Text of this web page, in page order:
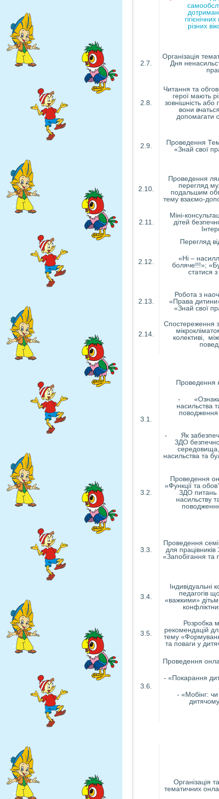
різних
2.7.
Організація
Дня
2.8.
Читання та
герої мають
зовнішність
вони
допомагати
2.9.
Проведення
«Знай свої
2.10.
Проведення
перегляд
подальшим
тему взаємо-
2.11.
Міні-
дітей
2.12.
Перегляд
«Ні –
боляче!!!»;
статися
2.13.
Робота з
«Права
«Знай свої
2.14.
Спостереження
колективі,
3.1.
Проведення
- «Ознаки
насильства
- Як
ЗДО
середовища,
насильства та
3.2.
Проведення
«Функції та
ЗДО питань
насильству
3.3.
Проведення
для
«Запобігання та
3.4.
Індивідуальні
педагогів
«важкими»
3.5.
Розробка
рекомендацій
тему
та поваги у
3.6.
Проведення
- «Покарання
- «Мобінг:
Організація
тематичних